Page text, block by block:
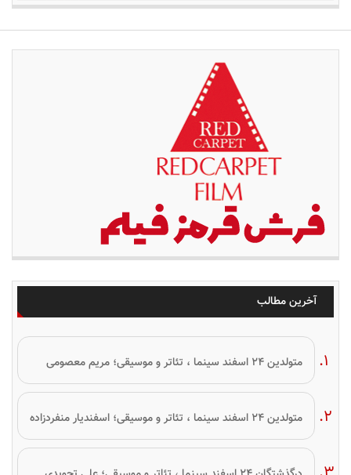
آخرین مطالب
متولدین ۲۴ اسفند سینما ، تئاتر و موسیقی؛ مریم معصومی
متولدین ۲۴ اسفند سینما ، تئاتر و موسیقی؛ اسفندیار منفردزاده